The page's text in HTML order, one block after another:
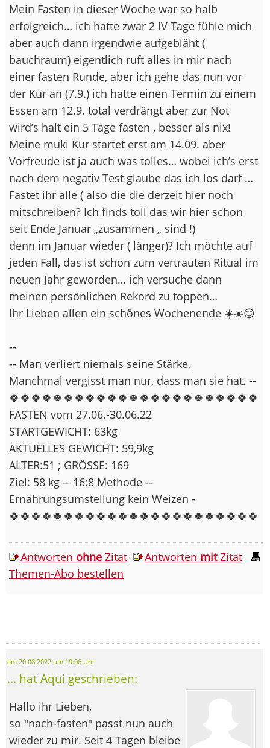
Mein Fasten in dieser Woche war so halb
erfolgreich… ich hatte zwar 2 IV Tage fühle mich
aber auch dann irgendwie aufgebläht (
bauchraum) eigentlich ruft alles in mir nach
einer fasten Runde, aber ich gehe das nun vor
der Kur an (7.9.) ich hatte einen Termin zu einem
Essen am 12.9. total verdrängt aber zur Not
wird’s halt ein 5 Tage fasten , besser als nix!
Meine muki Kur startet erst am 14.09. aber
Vorfreude ist ja auch was tolles… wobei ich’s erst
nach dem negativ Test glaube das ich los darf …
Fastet ihr alle ( also die die derzeit hier noch
mitschreiben? Ich finds toll das wir hier schon
seit Ende Januar „zusammen „ sind !)
denn im Januar wieder ( länger)? Ich möchte auf
jeden Fall, das ist schon zum vertrauten Ritual im
neuen Jahr geworden… ich versuche dann
meinen persönlichen Rekord zu toppen…
Ihr Lieben allen ein schönes Wochenende ☀️☀️😊
--
-- Man verliert niemals seine Stärke,
Manchmal vergisst man nur, dass man sie hat. --
🍀🍀🍀🍀🍀🍀🍀🍀🍀🍀🍀🍀🍀🍀🍀🍀🍀🍀🍀🍀🍀🍀🍀
FASTEN vom 27.06.-30.06.22
STARTGEWICHT: 63kg
AKTUELLES GEWICHT: 59,9kg
ALTER:51 ; GRÖSSE: 169
Ziel: 58 kg -- 16:8 Methode --
Ernährungsumstellung kein Weizen -
🍀🍀🍀🍀🍀🍀🍀🍀🍀🍀🍀🍀🍀🍀🍀🍀🍀🍀🍀🍀🍀🍀🍀
Antworten ohne Zitat Antworten mitZitat
Themen-Abo bestellen
am 20.08.2022 um 19:06 Uhr
... hat Aqui geschrieben:
Hallo ihr Lieben,
so "nach-fasten" passt nun auch
wieder zu mir. Seit 4 Tagen bleibe